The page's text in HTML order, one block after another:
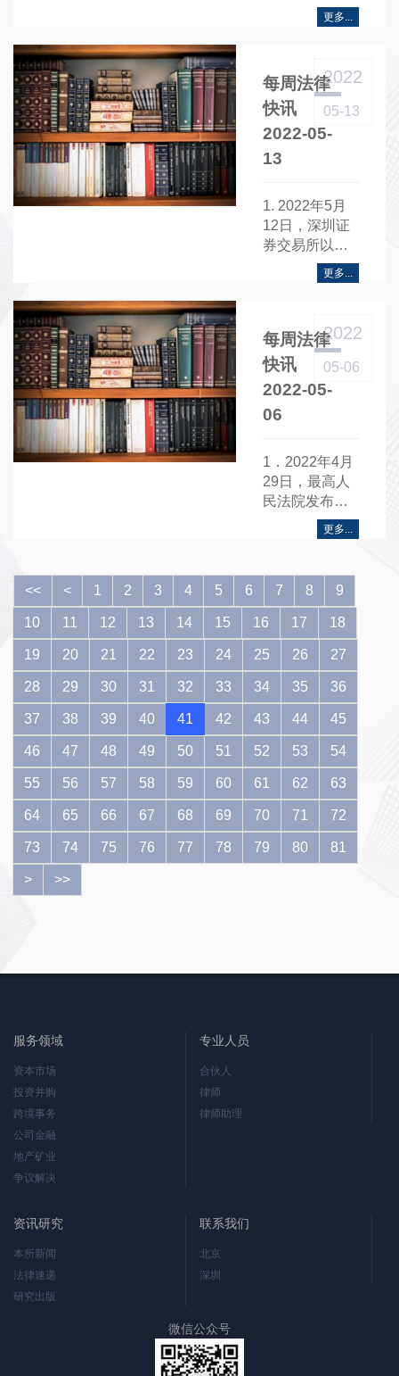
40号发布关于
修订《关于防
入我国的公
告》……
更多...
每周法律
快讯
2022-05-
13
2022
05-13
1. 2022年5月
12日，深圳证
券交易所以深
证上〔2022〕
460号发布《关
成交实施盘中
临时停牌有关
事项的通
知》......
更多...
每周法律
快讯
2022-05-
06
2022
05-06
1．2022年4月
29日，最高人
民法院发布依
法惩处妨害疫
情防控犯罪典
更多...
<< < 1 2 3 4 5 6 7 8 9
10 11 12 13 14 15 16 17 18
19 20 21 22 23 24 25 26 27
28 29 30 31 32 33 34 35 36
37 38 39 40 41 42 43 44 45
46 47 48 49 50 51 52 53 54
55 56 57 58 59 60 61 62 63
64 65 66 67 68 69 70 71 72
73 74 75 76 77 78 79 80 81
> >>
服务领域
资本市场
投资并购
跨境事务
公司金融
地产矿业
争议解决
专业人员
合伙人
律师
律师助理
资讯研究
本所新闻
法律速递
研究出版
联系我们
北京
深圳
微信公众号